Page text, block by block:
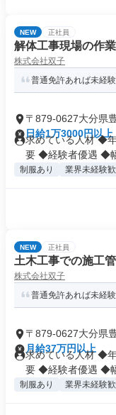
NEW 正社員
解体工事現場の作
株式会社双子
普通免許あれば未経
〒879-0627大分県
日給1万3000円以上
求めている人材 ◆
要 ◆経験者優遇 ◆
制服あり 業界未経験
NEW 正社員
土木工事での施工
株式会社双子
普通免許あれば未経
〒879-0627大分県
月給37万円以上
求めている人材 ◆
要 ◆経験者優遇 ◆
制服あり 業界未経験